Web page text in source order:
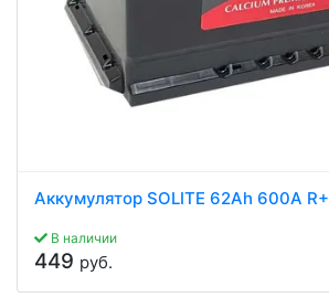
Аккумулятор SOLITE 62Ah 600A R+
В наличии
449 руб.